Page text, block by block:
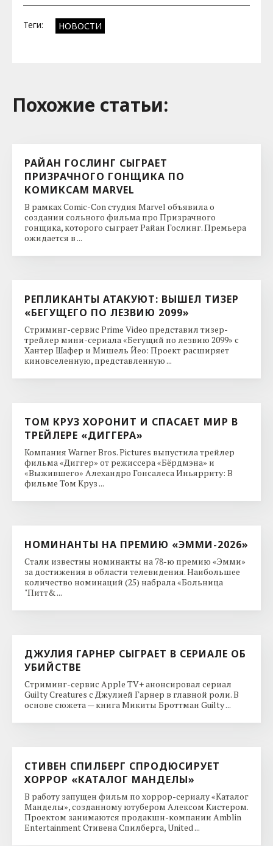
Теги: НОВОСТИ
Похожие cтатьи:
РАЙАН ГОСЛИНГ СЫГРАЕТ
ПРИЗРАЧНОГО ГОНЩИКА ПО
КОМИКСАМ MARVEL
В рамках Comic-Con студия Marvel объявила о
создании сольного фильма про Призрачного
гонщика, которого сыграет Райан Гослинг. Премьера
ожидается в ...
РЕПЛИКАНТЫ АТАКУЮТ: ВЫШЕЛ ТИЗЕР
«БЕГУЩЕГО ПО ЛЕЗВИЮ 2099»
Стриминг-сервис Prime Video представил тизер-
трейлер мини-сериала «Бегущий по лезвию 2099» с
Хантер Шафер и Мишель Йео: Проект расширяет
киновселенную, представленную ...
ТОМ КРУЗ ХОРОНИТ И СПАСАЕТ МИР В
ТРЕЙЛЕРЕ «ДИГГЕРА»
Компания Warner Bros. Pictures выпустила трейлер
фильма «Диггер» от режиссера «Бёрдмэна» и
«Выжившего» Алехандро Гонсалеса Иньярриту: В
фильме Том Круз ...
НОМИНАНТЫ НА ПРЕМИЮ «ЭММИ-2026»
Стали известны номинанты на 78-ю премию «Эмми»
за достижения в области телевидения. Наибольшее
количество номинаций (25) набрала «Больница
"Питт& ...
ДЖУЛИЯ ГАРНЕР СЫГРАЕТ В СЕРИАЛЕ ОБ
УБИЙСТВЕ
Стриминг-сервис Apple TV+ анонсировал сериал
Guilty Creatures с Джулией Гарнер в главной роли. В
основе сюжета — книга Микиты Броттман Guilty ...
СТИВЕН СПИЛБЕРГ СПРОДЮСИРУЕТ
ХОРРОР «КАТАЛОГ МАНДЕЛЫ»
В работу запущен фильм по хоррор-сериалу «Каталог
Манделы», созданному ютубером Алексом Кистером.
Проектом занимаются продакшн-компании Amblin
Entertainment Стивена Спилберга, United ...